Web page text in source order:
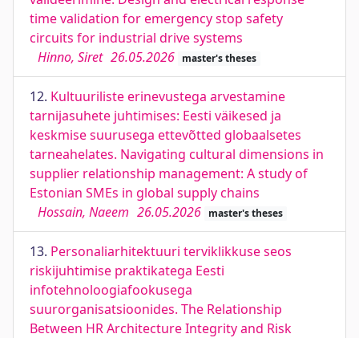
time validation for emergency stop safety
circuits for industrial drive systems
Hinno, Siret 26.05.2026 master's theses
12. Kultuuriliste erinevustega arvestamine
tarnijasuhete juhtimises: Eesti väikesed ja
keskmise suurusega ettevõtted globaalsetes
tarneahelates. Navigating cultural dimensions in
supplier relationship management: A study of
Estonian SMEs in global supply chains
Hossain, Naeem 26.05.2026 master's theses
13. Personaliarhitektuuri terviklikkuse seos
riskijuhtimise praktikatega Eesti
infotehnoloogiafookusega
suurorganisatsioonides. The Relationship
Between HR Architecture Integrity and Risk